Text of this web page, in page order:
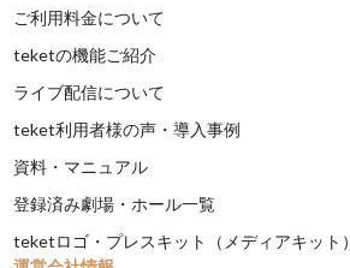
ご利用料金について
teketの機能ご紹介
ライブ配信について
teket利用者様の声・導入事例
資料・マニュアル
登録済み劇場・ホール一覧
teketロゴ・プレスキット（メディアキット）